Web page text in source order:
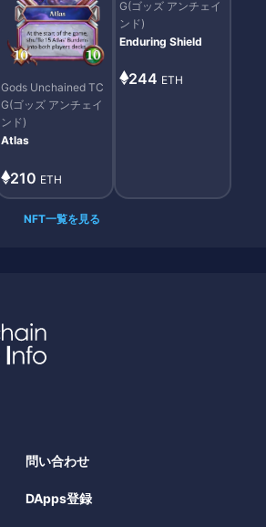
Gods Unchained TC
G(ゴッズ アンチェイ
ンド)
Atlas
210 ETH
G(ゴッズ アンチェイ
ンド)
Enduring Shield
244 ETH
NFT一覧を見る
問い合わせ
DApps登録